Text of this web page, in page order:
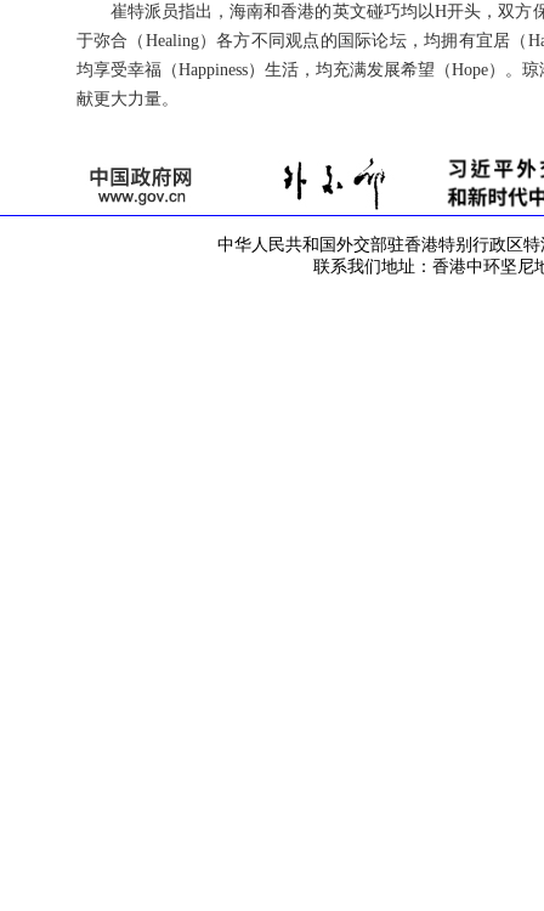
崔特派员指出，海南和香港的英文碰巧均以H开头，双
于弥合（Healing）各方不同观点的国际论坛，均拥有宜居（
均享受幸福（Happiness）生活，均充满发展希望（Hope）
献更大力量。
中华人民共和国外交部驻香港特别行政区特
联系我们地址：香港中环坚尼